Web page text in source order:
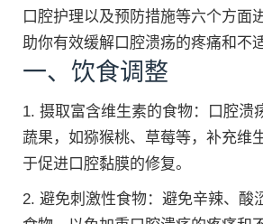
口腔护理以及预防措施等六个方面
助你有效缓解口腔溃疡的疼痛和不适
一、饮食调整
1. 摄取富含维生素的食物：口腔溃
蔬果，如猕猴桃、草莓等，补充维
于促进口腔黏膜的修复。
2. 避免刺激性食物：避免辛辣、酸